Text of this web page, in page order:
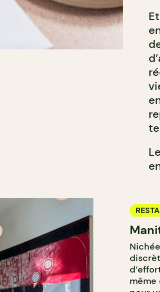
CAFÉ
BAR
BAR
même